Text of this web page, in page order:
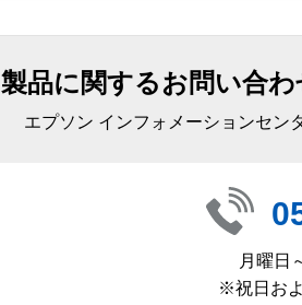
製品に関するお問い合
エプソン インフォメーションセン
月曜日
※祝日お